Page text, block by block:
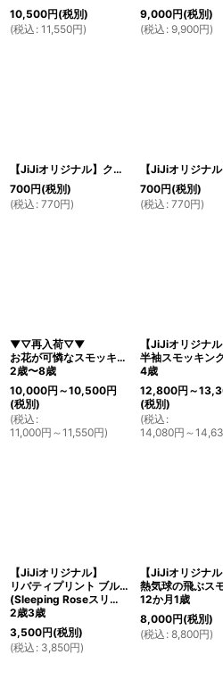
10,500円(税別)
(税込 : 11,550円)
9,000円(税別)
(税込 : 9,900円)
【JiJiオリジナル】クリップリボン2個セットネイビー
700円(税別)
(税込 : 770円)
700円(税別)
(税込 : 770円)
▼▽再入荷▽▼
お花が可憐なスモッキングワンピース(サッカーブルーチェック)
2歳〜8歳
10,000円 ～10,500円
(税別)
(税込 :
11,000円 ～11,550円)
【JiJiオリジナル
半袖スモッキングワンピース
4歳
12,800円 ～
(税別)
(税込 :
14,080円 ～
【JiJiオリジナル】
リバティプリント ブルマ・アンダーショーツ
(Sleeping Roseスリーピング・ローズ)
2歳3歳
3,500円(税別)
(税込 : 3,850円)
熱気球の飛ぶスモッキ
12か月1歳
8,000円(税別)
(税込 : 8,800円)